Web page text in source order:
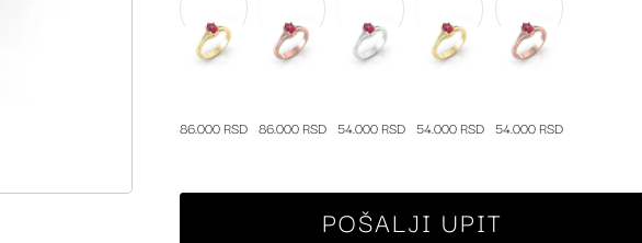
86.000 RSD 86.000 RSD 54.000 RSD 54.000 RSD 54.000 RSD
POŠALJI UPIT